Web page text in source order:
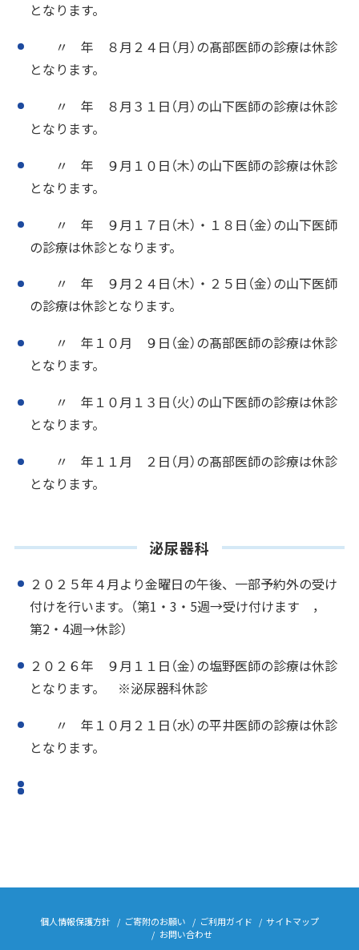
となります。
〃 年 ８月２４日（月）の髙部医師の診療は休診
となります。
〃 年 ８月３１日（月）の山下医師の診療は休診
となります。
〃 年 ９月１０日（木）の山下医師の診療は休診
となります。
〃 年 ９月１７日（木）・１８日（金）の山下医師
の診療は休診となります。
〃 年 ９月２４日（木）・２５日（金）の山下医師
の診療は休診となります。
〃 年１０月 ９日（金）の髙部医師の診療は休診
となります。
〃 年１０月１３日（火）の山下医師の診療は休診
となります。
〃 年１１月 ２日（月）の髙部医師の診療は休診
となります。
泌尿器科
２０２５年４月より金曜日の午後、一部予約外の受け
付けを行います。（第1・3・5週→受け付けます ，
第2・4週→休診）
２０２６年 ９月１１日（金）の塩野医師の診療は休診
となります。 ※泌尿器科休診
〃 年１０月２１日（水）の平井医師の診療は休診
となります。
個人情報保護方針 ご寄附のお願い ご利用ガイド
サイトマップ
お問い合わせ